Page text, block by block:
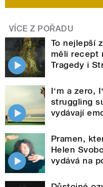
VÍCE Z POŘADU
To nejlepší
měli recept
Tragedy i
I‘m a zero,
struggling
vydávají
Pramen,
Helen
vydává na